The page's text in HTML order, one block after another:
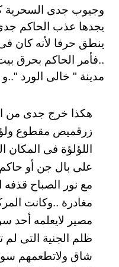
وجيوب جدى السحرية
يجدها عذب الحاكم
ينطق حرفا لأنه كان
..فأمر الحاكم بحرق
مدينة " خالى الورد "..و
هكذا خرج جدى من
زرقميص مقطوع
اللؤلؤة فى المكان
على بال جن أو
مع نور الصباح
مغادرة ..وكانت
مصير لايعلمه أحد
ظلم الجنية التى
شاق ولاتطعمهم